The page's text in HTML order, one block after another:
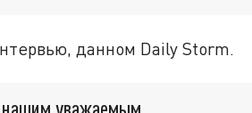
данном Daily Storm.